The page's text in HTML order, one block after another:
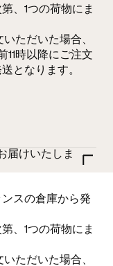
、1つの荷物にま
ただいた場合、
11時以降にご注文
となります。
届けいたしま
スの倉庫から発
、1つの荷物にま
ただいた場合、